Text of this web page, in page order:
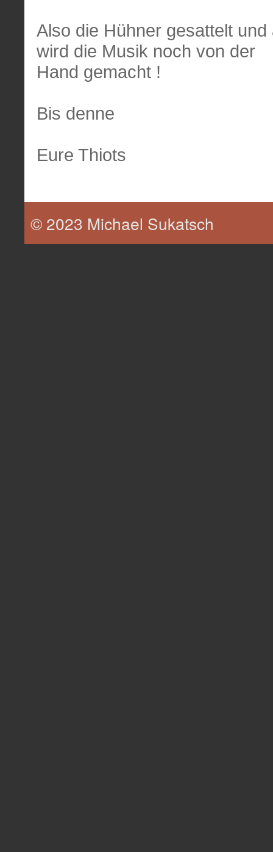
Also die Hühner gesattelt
wird die Musik noch von der
Hand gemacht !
Bis denne
Eure Thiots
© 2023 Michael Sukatsch